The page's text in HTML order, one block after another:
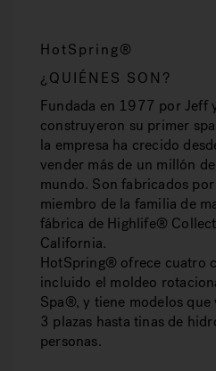
HotSpring®
¿QUIÉNES SON?
Fundada en 1977 por Jeff
construyeron su primer
la empresa ha crecido
vender más de un millón
mundo. Son fabricados
miembro de la familia de
fábrica de Highlife®
California.
HotSpring® ofrece cuatro
incluido el moldeo
Spa®, y tiene modelos que
3 plazas hasta tinas de
personas.